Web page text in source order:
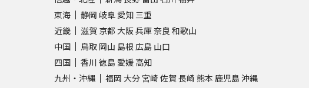
東海
静岡 岐阜 愛知 三重
近畿
滋賀 京都 大阪兵庫奈良 和歌山
中国
鳥取 岡山 島根 広島 山口
四国
香川 徳島 愛媛 高知
九州・沖縄
福岡 大分 宮崎 佐賀 長崎 熊本 鹿児島沖縄